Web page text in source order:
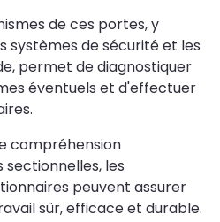
de ces portes, y
systèmes de sécurité et les
permet de diagnostiquer
éventuels et d'effectuer
compréhension
les
peuvent assurer
sûr, efficace et durable.